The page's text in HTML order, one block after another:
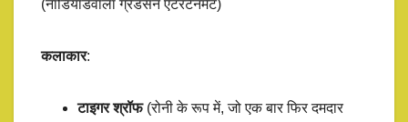
(नाडियाडवाला ग्रैंडसन एंटरटेनमेंट)
कलाकार:
टाइगर श्रॉफ(रोनी के रूप में, जो एक बार फिर दमदार